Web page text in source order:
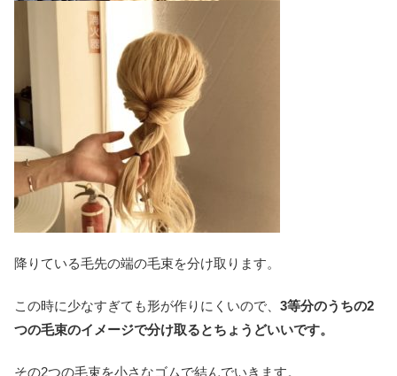
降りている毛先の端の毛束を分け取ります。
この時に少なすぎても形が作りにくいので、 3等分のうちの2
つの毛束のイメージで分け取るとちょうどいいです。
その2つの毛束を小さなゴムで結んでいきます。